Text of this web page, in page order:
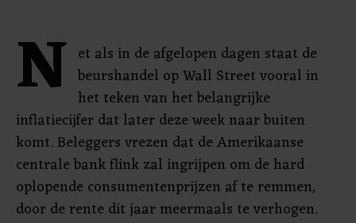
N et als in de afgelopen dagen staat de
beurshandel op Wall Street vooral in
het teken van het belangrijke
inflatiecijfer dat later deze week naar buiten
komt. Beleggers vrezen dat de Amerikaanse
centrale bank flink zal ingrijpen om de hard
oplopende consumentenprijzen af te remmen,
door de rente dit jaar meermaals te verhogen.